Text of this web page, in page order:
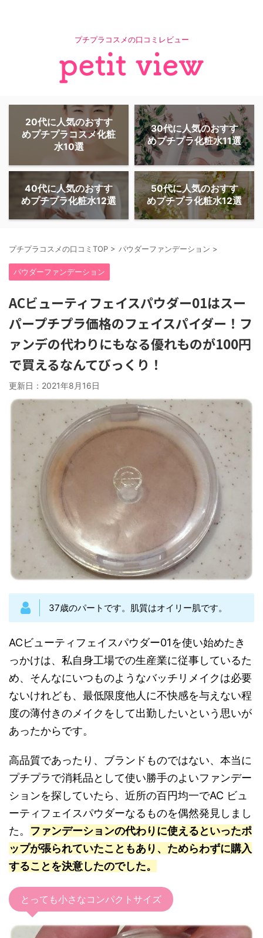
プチプラコスメの口コミレビュー
20代に人気のおすす
めプチプラコスメ化粧
水10選
30代に人気のおすす
めプチプラ化粧水11選
40代に人気のおすす
めプチプラ化粧水12選
50代に人気のおすす
めプチプラ化粧水12選
プチプラコスメの口コミTOP > パウダーファンデーション >
パウダーファンデーション
ACビューティフェイスパウダー01はスー
パープチプラ価格のフェイスパイダー！フ
ァンデの代わりにもなる優れものが100円
で買えるなんてびっくり！
更新日： 2021年8月16日
37歳のパートです。肌質はオイリー肌です。
ACビューティフェイスパウダー01を使い始めたき
っかけは、私自身工場での生産業に従事しているた
め、そんなにいつものようなバッチリメイクは必要
ないけれども、最低限度他人に不快感を与えない程
度の薄付きのメイクをして出勤したいという思いが
あったからです。
高品質であったり、ブランドものではない、本当に
プチプラで消耗品として使い勝手のよいファンデー
ションを探していたら、近所の百円均一でAC ビュ
ーティフェイスパウダーなるものを偶然発見しまし
た。 ファンデーションの代わりに使えるといったポ
ップが張られていたこともあり、ためらわずに購入
することを決意したのでした。
とっても小さなコンパクトサイズ